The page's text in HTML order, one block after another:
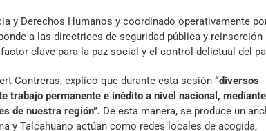
y Derechos Humanos y coordinado operativamente
a las directrices de seguridad pública y reinserción
clave para la paz social y el control delictual del
Contreras, explicó que durante esta sesión “diversos
trabajo permanente e inédito a nivel nacional, mediante
de nuestra región”. De esta manera, se produce un
y Talcahuano actúan como redes locales de acogida,